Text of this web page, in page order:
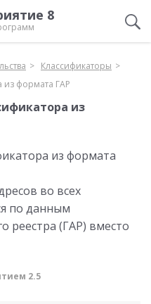
8
Классификаторы
из формата ГАР
из
из формата
во всех
по данным
реестра (ГАР) вместо
2.5